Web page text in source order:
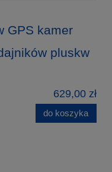
GPS kamer
pluskw
629,00 zł
do koszyka